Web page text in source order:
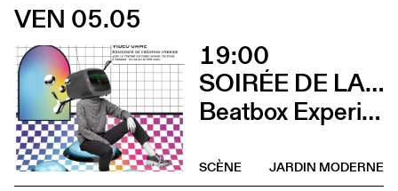
VEN 05.05
19:00
SOIRÉE DE LANCEMENT DU CCS ON TOUR À RENNES
Beatbox Experimental Video Game + Andrina Bollinger
JARDIN MODERNE
SCÈNE